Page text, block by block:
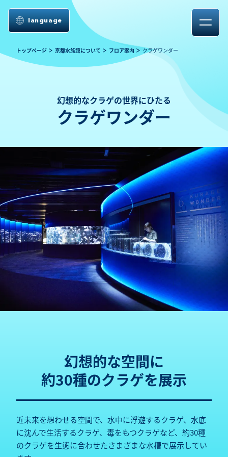
language
トップページ 京都水族館について フロア案内 クラゲワンダー
幻想的なクラゲの世界にひたる
クラゲワンダー
幻想的な空間に
約30種のクラゲを展示
近未来を想わせる空間で、水中に浮遊するクラゲ、水底
に沈んで生活するクラゲ、毒をもつクラゲなど、約30種
のクラゲを生態に合わせたさまざまな水槽で展示してい